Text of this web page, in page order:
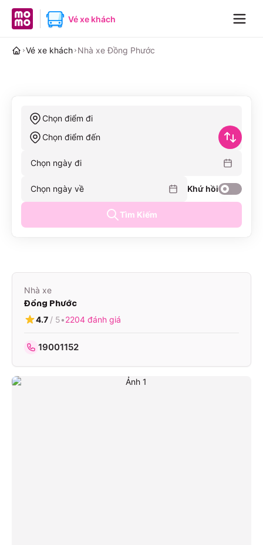
MoMo home pageVé xe khách
Vé xe khách Nhà xe Đồng Phước
Chọn điểm đi
Chọn điểm đến
Chọn ngày đi
Khứ hồi
Chọn ngày về
Tìm Kiếm
Nhà xe
Đồng Phước
4.7 / 5•2204 đánh giá
19001152